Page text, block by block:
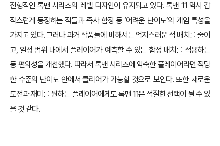
전형적인 록맨 시리즈의 레벨 디자인이 유지되고 있다. 록맨 11 역시 갑
작스럽게 등장하는 적들과 즉사 함정 등 ‘어려운 난이도’의 게임 특성을
가지고 있다. 그러나 과거 작품들에 비해서는 억지스러운 적 배치를 줄이
고, 일정 범위 내에서 플레이어가 예측할 수 있는 함정 배치를 적용하는
등 편의성을 개선했다. 따라서 록맨 시리즈에 익숙한 플레이어라면 적당
한 수준의 난이도 안에서 클리어가 가능할 것으로 보인다. 또한 새로운
도전과 재미를 원하는 플레이어에게도 록맨 11은 적절한 선택이 될 수 있
을 것 같다.